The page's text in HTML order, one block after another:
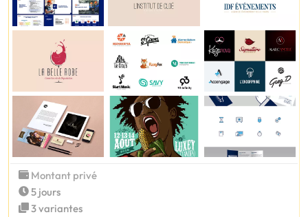
Montant privé
5 jours
3 variantes